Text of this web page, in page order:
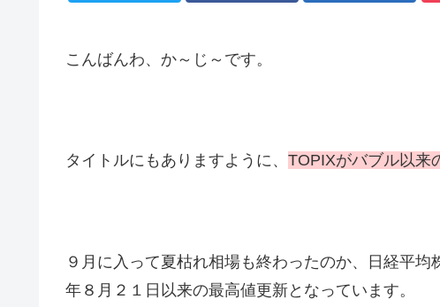
こんばんわ、か～じ～です。
タイトルにもありますように、 TOPIXがバブル以来
９月に入って夏枯れ相場も終わったのか、日経平
年８月２１日以来の最高値更新となっています。